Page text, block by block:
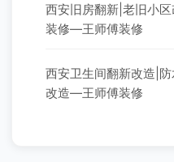
西安旧房翻新|老旧小
装修—王师傅装修
西安卫生间翻新改造|
改造—王师傅装修